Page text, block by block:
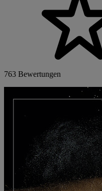
763 Bewertungen